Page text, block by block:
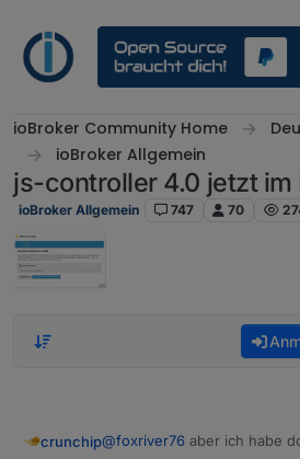
ioBroker Community Home
ioBroker Allgemein
js-controller 4.0 jetzt im
ioBroker Allgemein 747 70
crunchip@foxriver76 aber ich habe